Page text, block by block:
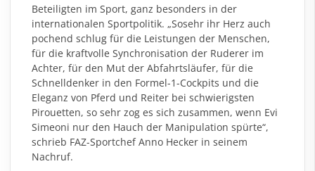
Beteiligten im Sport, ganz besonders in der
internationalen Sportpolitik. „Sosehr ihr Herz auch
pochend schlug für die Leistungen der Menschen,
für die kraftvolle Synchronisation der Ruderer im
Achter, für den Mut der Abfahrtsläufer, für die
Schnelldenker in den Formel-1-Cockpits und die
Eleganz von Pferd und Reiter bei schwierigsten
Pirouetten, so sehr zog es sich zusammen, wenn Evi
Simeoni nur den Hauch der Manipulation spürte“,
schrieb FAZ-Sportchef Anno Hecker in seinem
Nachruf.